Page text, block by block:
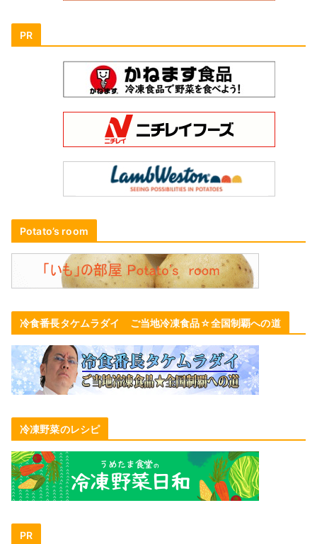
PR
Potato’s room
冷食番長タケムラダイ ご当地冷凍食品☆全国制覇への道
冷凍野菜のレシピ
PR